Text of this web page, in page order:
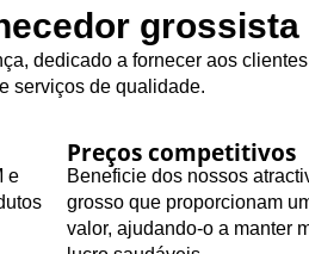
dedicado a fornecer aos
serviços de qualidade.
e
Preços competitivos
Beneficie dos nossos
grosso que proporcionam
valor, ajudando-o a manter